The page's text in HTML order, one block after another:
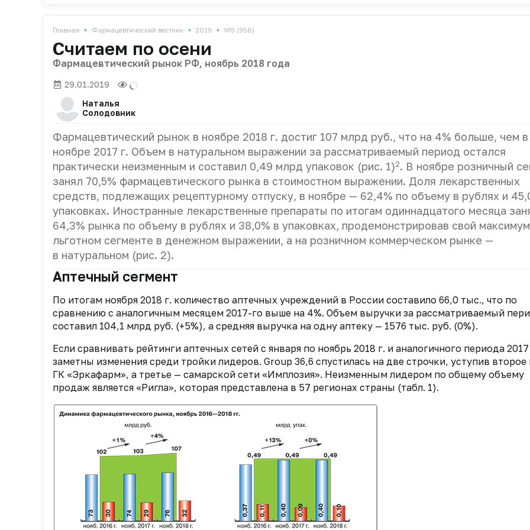
Главная • Фармацевтический вестник • 2019 • №3 (958)
Считаем по осени
Фармацевтический рынок РФ, ноябрь 2018 года
29.01.2019
Наталья
Солодовник
Фармацевтический рынок в ноябре 2018 г. достиг 107 млрд руб., что на 4% больше, чем в
ноябре 2017 г. Объем в натуральном выражении за рассматриваемый период остался
практически неизменным и составил 0,49 млрд упаковок (рис. 1)2. В ноябре розничный
занял 70,5% фармацевтического рынка в стоимостном выражении. Доля лекарственных
средств, подлежащих рецептурному отпуску, в ноябре — 62,4% по объему в рублях и
упаковках. Иностранные лекарственные препараты по итогам одиннадцатого месяца
64,3% рынка по объему в рублях и 38,0% в упаковках, продемонстрировав свой
льготном сегменте в денежном выражении, а на розничном коммерческом рынке —
в натуральном (рис. 2).
Аптечный сегмент
По итогам ноября 2018 г. количество аптечных учреждений в России составило 66,0 тыс., что по
сравнению с аналогичным месяцем 2017-го выше на 4%. Объем выручки за рассматриваемый
составил 104,1 млрд руб. (+5%), а средняя выручка на одну аптеку — 1576 тыс. руб. (0%).
Если сравнивать рейтинги аптечных сетей с января по ноябрь 2018 г. и аналогичного периода 2017
заметны изменения среди тройки лидеров. Group 36,6 спустилась на две строчки, уступив второе
ГК «Эркафарм», а третье — самарской сети «Имплозия». Неизменным лидером по общему объему
продаж является «Ригла», которая представлена в 57 регионах страны (табл. 1).